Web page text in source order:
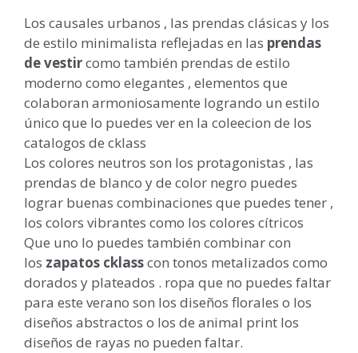
Los causales urbanos , las prendas clásicas y los
de estilo minimalista reflejadas en las prendas
de vestircomo también prendas de estilo
moderno como elegantes , elementos que
colaboran armoniosamente logrando un estilo
único que lo puedes ver en la coleecion de los
catalogos de cklass
Los colores neutros son los protagonistas , las
prendas de blanco y de color negro puedes
lograr buenas combinaciones que puedes tener ,
los colors vibrantes como los colores cítricos
Que uno lo puedes también combinar con
los zapatos cklasscon tonos metalizados como
dorados y plateados . ropa que no puedes faltar
para este verano son los diseños florales o los
diseños abstractos o los de animal print los
diseños de rayas no pueden faltar.